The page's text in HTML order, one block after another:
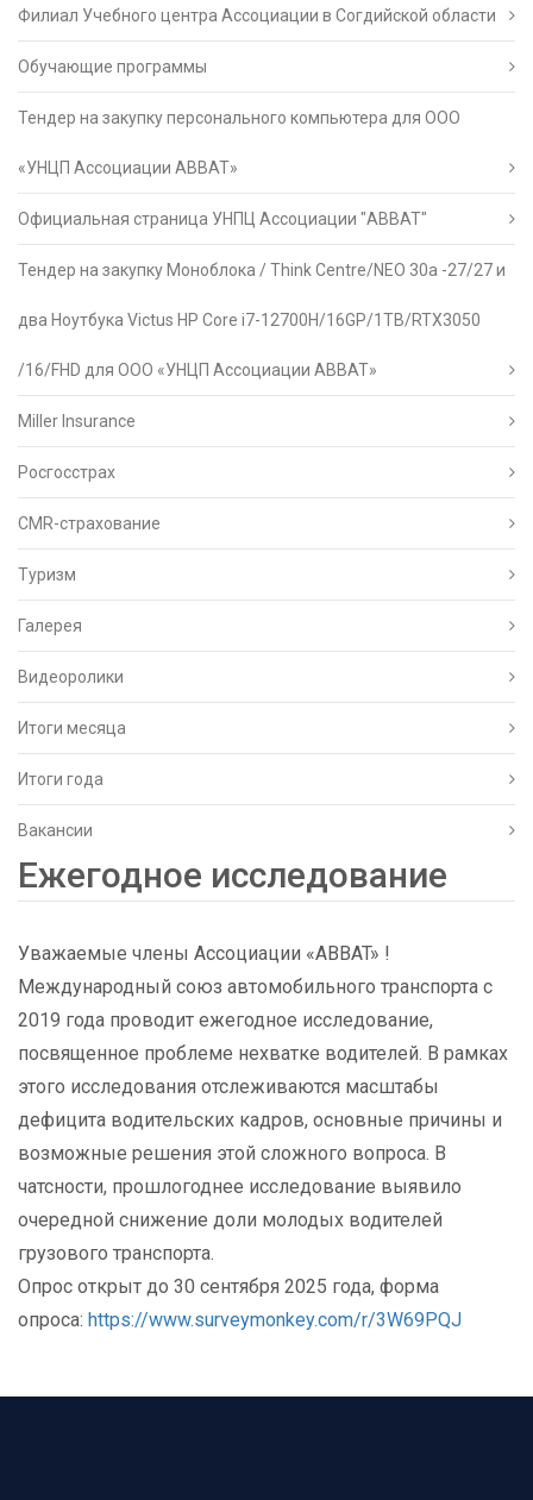
Филиал Учебного центра Ассоциации в Согдийской области
Обучающие программы
Тендер на закупку персонального компьютера для ООО
«УНЦП Ассоциации АВВАТ»
Официальная страница УНПЦ Ассоциации "АВВАТ"
Тендер на закупку Моноблока / Think Centre/NEO 30a -27/27 и
два Ноутбука Victus HP Core i7-12700H/16GP/1TB/RTX3050
/16/FHD для ООО «УНЦП Ассоциации АВВАТ»
Miller Insurance
Росгосстрах
CMR-страхование
Туризм
Галерея
Видеоролики
Итоги месяца
Итоги года
Вакансии
Ежегодное исследование
Уважаемые члены Ассоциации «ABBAT» !
Международный союз автомобильного транспорта с
2019 года проводит ежегодное исследование,
посвященное проблеме нехватке водителей. В рамках
этого исследования отслеживаются масштабы
дефицита водительских кадров, основные причины и
возможные решения этой сложного вопроса. В
чатсности, прошлогоднее исследование выявило
очередной снижение доли молодых водителей
грузового транспорта.
Опрос открыт до 30 сентября 2025 года, форма
опроса: https://www.surveymonkey.com/r/3W69PQJ